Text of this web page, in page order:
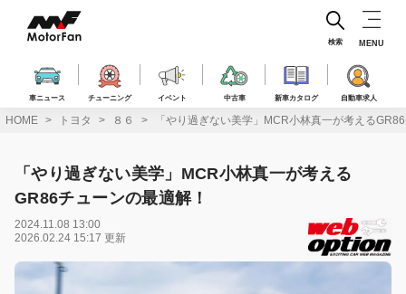
ス
車ニュース チューニング イベント 中古車 新車カタログ 自動車求人
検索 MENU
HOME トヨタ ８６ 「やり過ぎない美学」MCR小林真一が考える
「やり過ぎない美学」MCR小林真一が考える
GR86チューンの最適解！
2024.11.08 13:00
2026.02.24 15:17 更新